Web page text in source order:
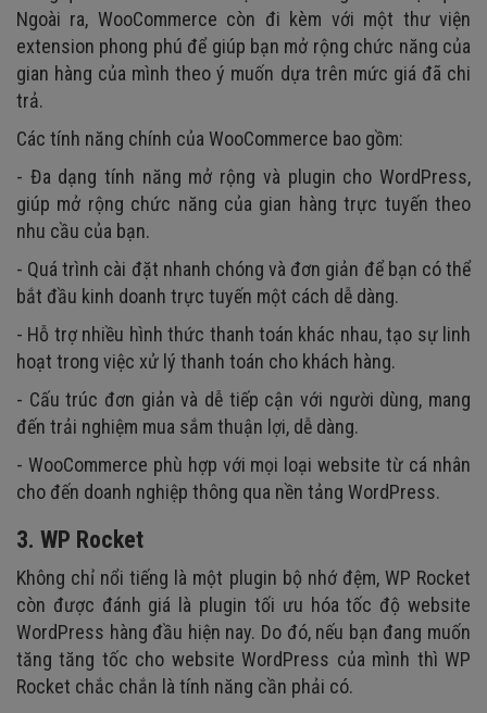
Ngoài ra, WooCommerce còn đi kèm với một thư viện
extension phong phú để giúp bạn mở rộng chức năng của
gian hàng của mình theo ý muốn dựa trên mức giá đã chi
trả.
Các tính năng chính của WooCommerce bao gồm:
- Đa dạng tính năng mở rộng và plugin cho WordPress,
giúp mở rộng chức năng của gian hàng trực tuyến theo
nhu cầu của bạn.
- Quá trình cài đặt nhanh chóng và đơn giản để bạn có thể
bắt đầu kinh doanh trực tuyến một cách dễ dàng.
- Hỗ trợ nhiều hình thức thanh toán khác nhau, tạo sự linh
hoạt trong việc xử lý thanh toán cho khách hàng.
- Cấu trúc đơn giản và dễ tiếp cận với người dùng, mang
đến trải nghiệm mua sắm thuận lợi, dễ dàng.
- WooCommerce phù hợp với mọi loại website từ cá nhân
cho đến doanh nghiệp thông qua nền tảng WordPress.
3. WP Rocket
Không chỉ nổi tiếng là một plugin bộ nhớ đệm, WP Rocket
còn được đánh giá là plugin tối ưu hóa tốc độ website
WordPress hàng đầu hiện nay. Do đó, nếu bạn đang muốn
tăng tăng tốc cho website WordPress của mình thì WP
Rocket chắc chắn là tính năng cần phải có.